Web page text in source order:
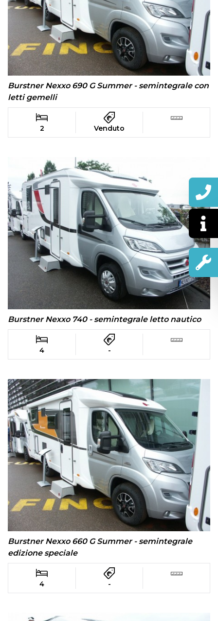
Burstner Nexxo 690 G Summer - semintegrale con
letti gemelli
2 Venduto
Burstner Nexxo 740 - semintegrale letto nautico
4 -
Burstner Nexxo 660 G Summer - semintegrale
edizione speciale
4 -